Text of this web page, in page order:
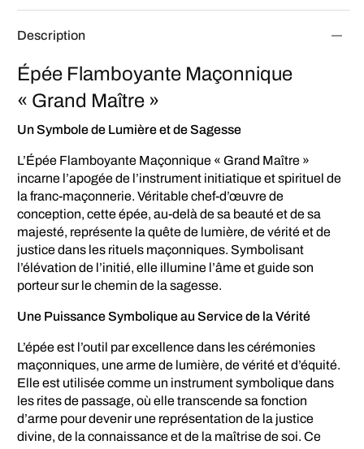
Description
Épée Flamboyante Maçonnique
« Grand Maître »
Un Symbole de Lumière et de Sagesse
L’Épée Flamboyante Maçonnique « Grand Maître »
incarne l’apogée de l’instrument initiatique et spirituel de
la franc-maçonnerie. Véritable chef-d’œuvre de
conception, cette épée, au-delà de sa beauté et de sa
majesté, représente la quête de lumière, de vérité et de
justice dans les rituels maçonniques. Symbolisant
l’élévation de l’initié, elle illumine l’âme et guide son
porteur sur le chemin de la sagesse.
Une Puissance Symbolique au Service de la Vérité
L’épée est l’outil par excellence dans les cérémonies
maçonniques, une arme de lumière, de vérité et d’équité.
Elle est utilisée comme un instrument symbolique dans
les rites de passage, où elle transcende sa fonction
d’arme pour devenir une représentation de la justice
divine, de la connaissance et de la maîtrise de soi. Ce